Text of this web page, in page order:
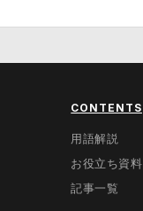
CONTENTS
用語解説
お役立ち資料
記事一覧